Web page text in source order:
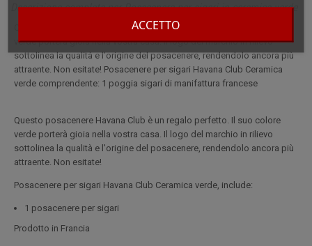
ACCETTO
Descrizione completa per Posacenere per sigari in ceramica verde
Questo posacenere Havana Club è un regalo perfetto. Il suo colore
verde porterà gioia nella vostra casa. Il logo del marchio in rilievo
sottolinea la qualità e l'origine del posacenere, rendendolo ancora più
attraente. Non esitate! Posacenere per sigari Havana Club Ceramica
verde comprendente: 1 poggia sigari di manifattura francese
Questo posacenere Havana Club è un regalo perfetto. Il suo colore
verde porterà gioia nella vostra casa. Il logo del marchio in rilievo
sottolinea la qualità e l'origine del posacenere, rendendolo ancora più
attraente. Non esitate!
Posacenere per sigari Havana Club Ceramica verde, include:
1 posacenere per sigari
Prodotto in Francia